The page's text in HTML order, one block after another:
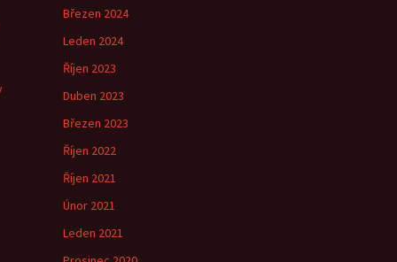
Březen 2024
Leden 2024
Říjen 2023
Duben 2023
Březen 2023
Říjen 2022
Říjen 2021
Únor 2021
Leden 2021